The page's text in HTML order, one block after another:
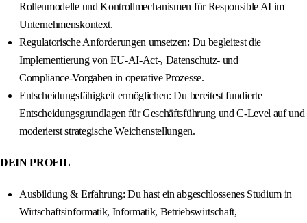
Rollenmodelle und Kontrollmechanismen für Responsible AI im
Unternehmenskontext.
Regulatorische Anforderungen umsetzen: Du begleitest die
Implementierung von EU‑AI‑Act‑, Datenschutz‑ und
Compliance‑Vorgaben in operative Prozesse.
Entscheidungsfähigkeit ermöglichen: Du bereitest fundierte
Entscheidungsgrundlagen für Geschäftsführung und C‑Level auf und
moderierst strategische Weichenstellungen.
DEIN PROFIL
Ausbildung & Erfahrung: Du hast ein abgeschlossenes Studium in
Wirtschaftsinformatik, Informatik, Betriebswirtschaft,